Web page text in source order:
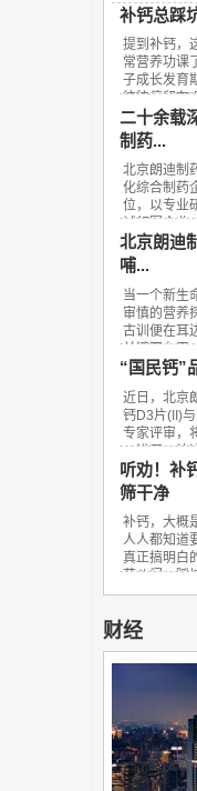
补钙总踩
提到补钙，
常营养功课
子成长发育
往往停留在
二十余载
制药...
北京朗迪制
化综合制药
位，以专业
域领军企业
北京朗迪
哺...
当一个新生
审慎的营养
古训便在耳
关键不在于
“国民钙”
近日，北京
钙D3片(II)
专家评审，
一进展，让
听劝！补
筛干净
补钙，大概
人人都知道
真正搞明白
花八门，踩
财经